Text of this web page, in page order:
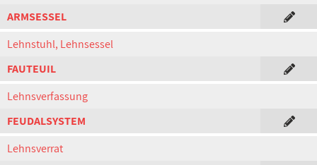
ARMSESSEL
Lehnstuhl, Lehnsessel
FAUTEUIL
Lehnsverfassung
FEUDALSYSTEM
Lehnsverrat